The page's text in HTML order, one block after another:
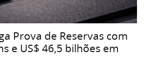
Prova de Reservas com
e US$ 46,5 bilhões em